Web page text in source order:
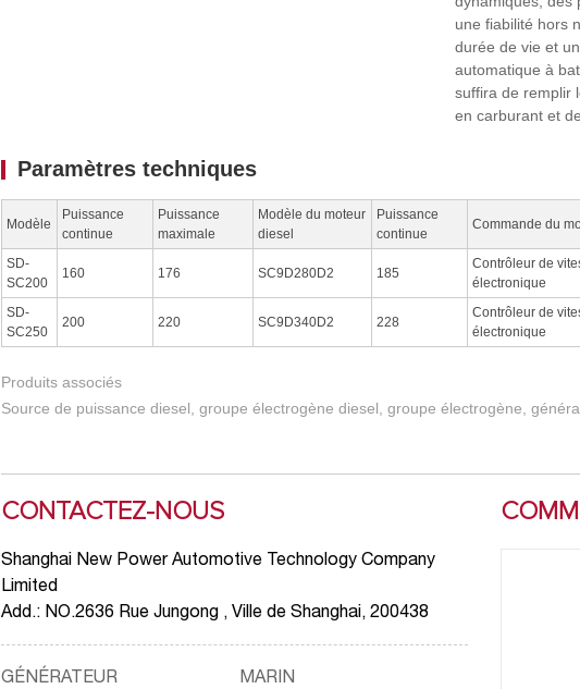
une fiabilité hors
durée de vie et
automatique à
suffira de remplir
en carburant et
Paramètres techniques
Modèle
Puissance
continue
Puissance
maximale
Modèle du moteur
diesel
Puissance
continue
Commande du
SD-
SC200
160 176 SC9D280D2 185
Contrôleur de
électronique
SD-
SC250
200 220 SC9D340D2 228
Contrôleur de
électronique
Produits associés
Source de puissance diesel, groupe électrogène diesel, groupe électrogène,
CONTACTEZ-NOUS
Shanghai New Power Automotive Technology Company
Limited
Add.: NO.2636 Rue Jungong , Ville de Shanghai, 200438
GÉNÉRATEUR
MARIN